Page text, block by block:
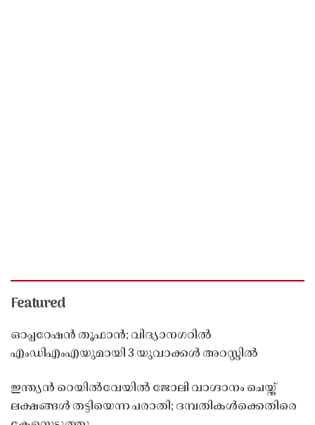
Featured
ഓപ്പറേഷൻ തൂഫാൻ; വിദ്യാനഗറിൽ
എംഡിഎംഎയുമായി 3 യുവാക്കൾ അറസ്റ്റിൽ
ഇന്ത്യൻ റെയിൽവേയിൽ ജോലി വാഗ്ദാനം ചെയ്ത്
ലക്ഷങ്ങൾ തട്ടിയെന്ന പരാതി; ദമ്പതികൾക്കെതിരെ